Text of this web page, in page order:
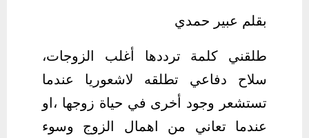
بقلم عبير حمدي
طلقني كلمة ترددها أغلب الزوجات،
سلاح دفاعي تطلقه لاشعوريا عندما
تستشعر وجود أخرى في حياة زوجها ،او
عندما تعاني من اهمال الزوج وسوء